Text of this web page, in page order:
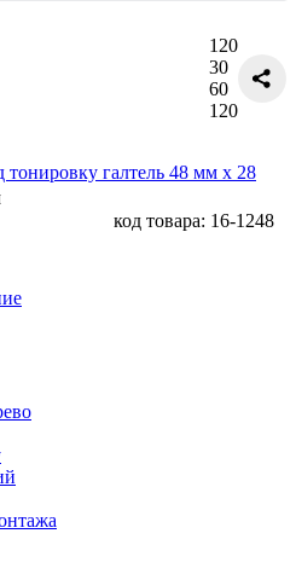
120
30
60
120
галтель 48 мм х 28
код товара: 16-1248